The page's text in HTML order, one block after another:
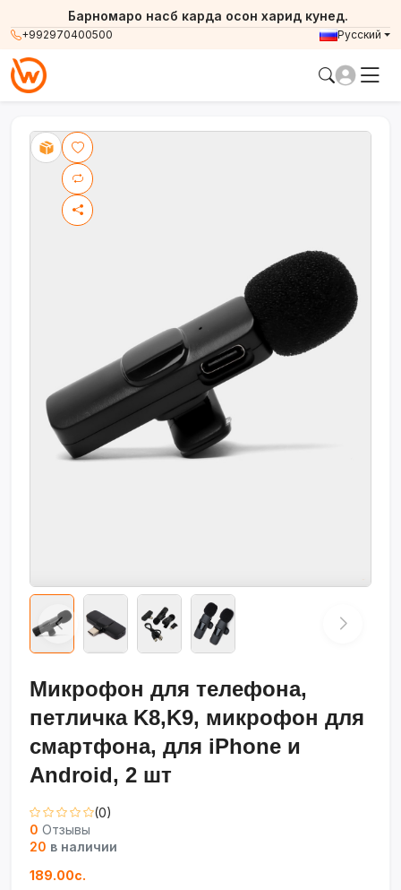
+992970400500
Барномаро насб карда осон харид кунед.
Русский
Микрофон для телефона,
петличка K8,K9, микрофон для
смартфона, для iPhone и
Android, 2 шт
(0)
0 Отзывы
20 в наличии
189.00с.